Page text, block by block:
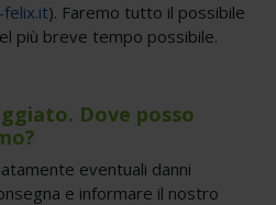
felix.it). Faremo tutto il possibile
più breve tempo possibile.
Dove posso
eventuali danni
e informare il nostro